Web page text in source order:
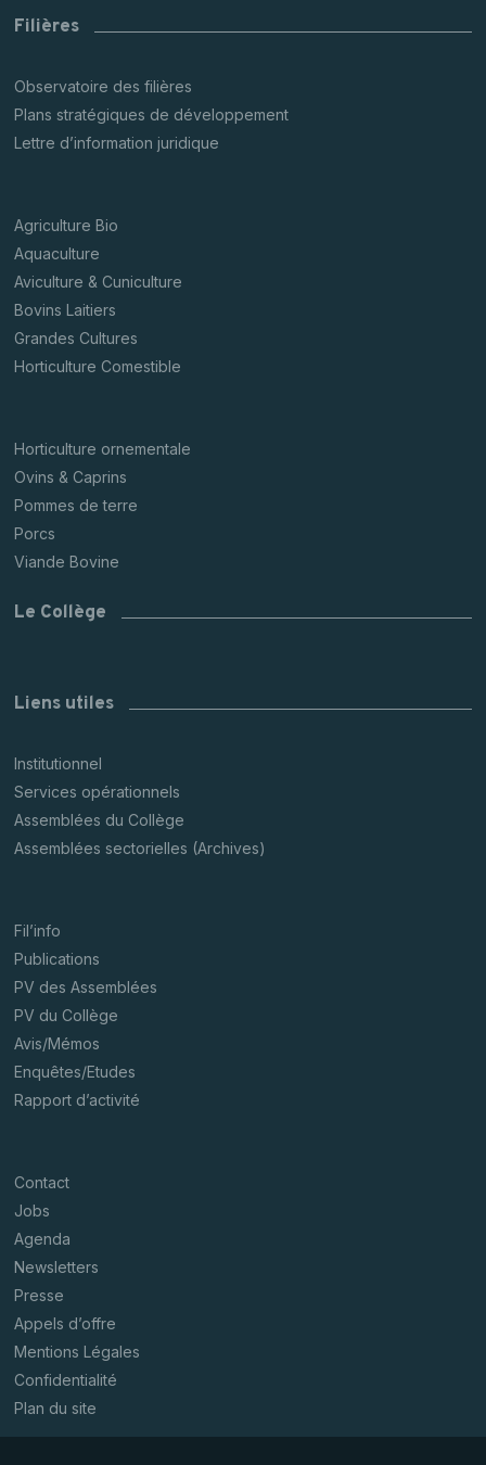
Filières
Observatoire des filières
Plans stratégiques de développement
Lettre d’information juridique
Agriculture Bio
Aquaculture
Aviculture & Cuniculture
Bovins Laitiers
Grandes Cultures
Horticulture Comestible
Horticulture ornementale
Ovins & Caprins
Pommes de terre
Porcs
Viande Bovine
Le Collège
Liens utiles
Institutionnel
Services opérationnels
Assemblées du Collège
Assemblées sectorielles (Archives)
Fil’info
Publications
PV des Assemblées
PV du Collège
Avis/Mémos
Enquêtes/Etudes
Rapport d’activité
Contact
Jobs
Agenda
Newsletters
Presse
Appels d’offre
Mentions Légales
Confidentialité
Plan du site